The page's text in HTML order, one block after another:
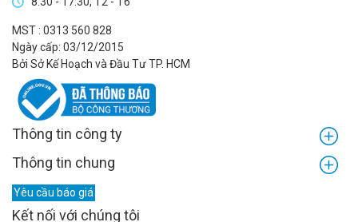
MST : 0313 560 828
Ngày cấp: 03/12/2015
Bởi Sở Kế Hoạch và Đầu Tư TP. HCM
Thông tin công ty
Thông tin chung
Yêu cầu báo giá
Kết nối với chúng tôi